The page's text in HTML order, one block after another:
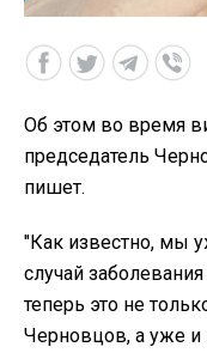
Об этом во время
председатель
пишет.
"Как известно, мы
случай
теперь это не
Черновцов, а уже и